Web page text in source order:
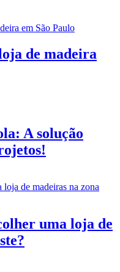
de madeira
A solução
uma loja de